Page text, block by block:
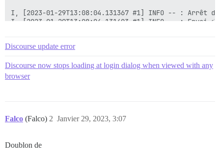
I, [2023-01-29T13:08:04.131367 #1] INFO -- : Arrêt
I, [2023-01-29T13:08:04.131403 #1] INFO -- : Envoi
2023-01-29 13:08:04.131 UTC [42] LOG : demande
2023-01-29 13:08:04.134 UTC [42] LOG : le
2023-01-29 13:08:04.134 UTC [46] LOG : arrêt en cours
103:M 29 Jan 2023 13:08:04.207 # Redis est
ÉCHEC
Discourse update error
Discourse now stops loading at login dialog when viewed with any
browser
Falco (Falco) Janvier 29, 2023, 3:07
2
Doublon de